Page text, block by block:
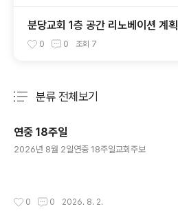
분당교회 1층 공간 리노베이션 계획
0 0 조회 7
분류 전체보기
연중 18주일
2026년 8월 2일연중 18주일교회주보
0 0 2026. 8. 2.